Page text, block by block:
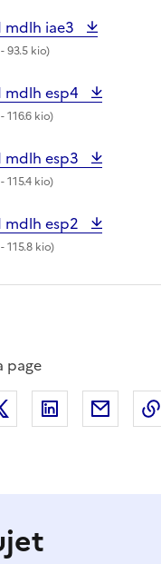
mdlh iae3
- 93.5 kio)
mdlh esp4
- 116.6 kio)
mdlh esp3
- 115.4 kio)
mdlh esp2
- 115.8 kio)
page
sur Facebook
Partager sur X
Partager sur